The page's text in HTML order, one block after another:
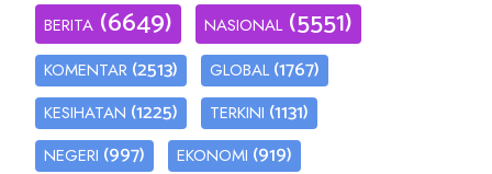
BERITA (6649) NASIONAL (5551)
KOMENTAR (2513) GLOBAL (1767)
KESIHATAN (1225) TERKINI (1131)
NEGERI (997) EKONOMI (919)